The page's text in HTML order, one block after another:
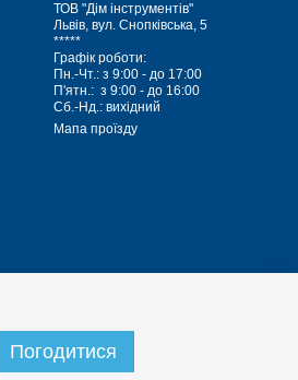
ТОВ "Дім інструментів"
Львів, вул. Снопківська, 5
*****
Графік роботи:
Пн.-Чт.: з 9:00 - до 17:00
П'ятн.: з 9:00 - до 16:00
Сб.-Нд.: вихідний
Мапа проїзду
Погодитися